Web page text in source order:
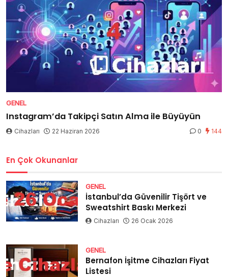
GENEL
Instagram’da Takipçi Satın Alma ile Büyüyün
Cihazları 22 Haziran 2026 0 144
En Çok Okunanlar
GENEL
İstanbul’da Güvenilir Tişört ve
Sweatshirt Baskı Merkezi
Cihazları 26 Ocak 2026
GENEL
Bernafon İşitme Cihazları Fiyat
Listesi